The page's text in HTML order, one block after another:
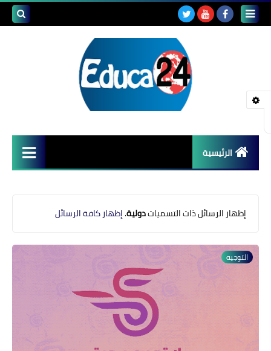
الرئيسية
قضايا تربوية
منوعات إخبارية
مواضيع تربوية
وثائق تربوية
‏إظهار الرسائل ذات التسمياتدولية.إظهار كافة الرسائل
التوجيه